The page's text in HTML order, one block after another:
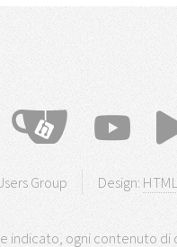
Group Design:
indicato, ogni contenuto